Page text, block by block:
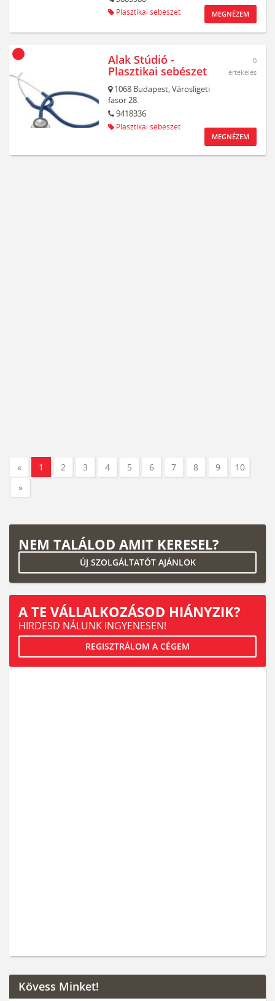
Plasztikai sebészet MEGNÉZEM
Alak Stúdió -
Plasztikai sebészet
1068 Budapest,Városligeti
fasor 28.
9418336
Plasztikai sebészet
0
értékelés
MEGNÉZEM
« 1 2 3 4 5 6 7 8 9
10
»
NEM TALÁLOD AMIT KERESEL?
ÚJ SZOLGÁLTATÓT AJÁNLOK
A TE VÁLLALKOZÁSOD HIÁNYZIK?
HIRDESD NÁLUNK INGYENESEN!
REGISZTRÁLOM A CÉGEM
Kövess Minket!